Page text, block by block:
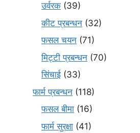
उर्वरक (39)
कीट प्रबन्धन (32)
फसल चयन (71)
मि‌ट्टी प्रबन्धन (70)
सिंचाई (33)
फार्म प्रबन्धन (118)
फसल बीमा (16)
फार्म सुरक्षा (41)